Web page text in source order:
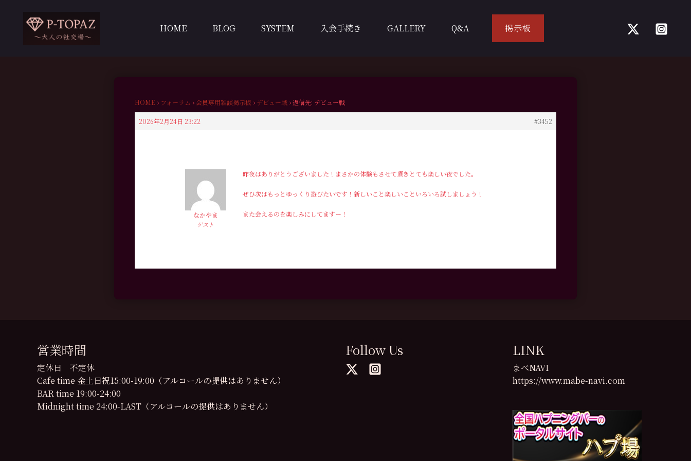
HOME BLOG SYSTEM 入会手続き GALLERY Q&A 掲示板
HOME › フォーラム › 会員専用雑談掲示板 › デビュー戦 ›返信先: デビュー戦
2026年2月24日 23:22 #3452
なかやま
ゲスト
昨夜はありがとうございました！まさかの体験もさせて頂きとても楽しい夜でした。
ぜひ次はもっとゆっくり遊びたいです！新しいこと楽しいこといろいろ試しましょう！
また会えるのを楽しみにしてますー！
営業時間
定休日 不定休
Cafe time 金土日祝15:00-19:00（アルコールの提供はありません）
BAR time 19:00-24:00
Midnight time 24:00-LAST（アルコールの提供はありません）
Follow Us LINK
まべNAVI
https://www.mabe-navi.com